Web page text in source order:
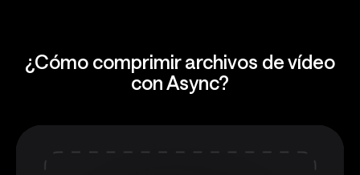
¿Cómo comprimir archivos de vídeo
con Async?